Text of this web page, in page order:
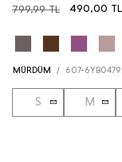
799,99TL 490,00 TL
S M
MÜRDÜM / 607-